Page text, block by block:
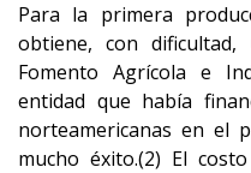
Para la primera
obtiene, con
Fomento Agrícola e
entidad que había
norteamericanas en el
mucho éxito.(2) El